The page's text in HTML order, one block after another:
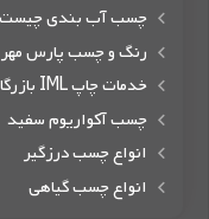
چسب آب بندی چیست؟
رنگ و چسب پارس مهر
خدمات چاپ IML بازرگانی خدیو
چسب آکواریوم سفید
انواع چسب درزگیر
انواع چسب گیاهی